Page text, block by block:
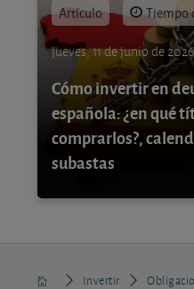
Artículo Tiempo
jueves, 11 de junio de 2026
Cómo invertir en
española: ¿en qué
comprarlos?,
subastas
Invertir